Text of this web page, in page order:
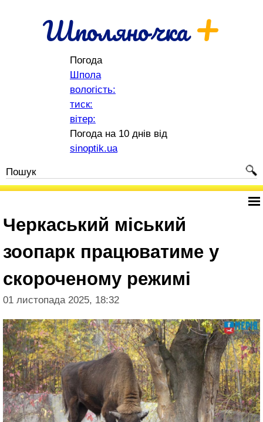
Шполяночка+
Погода
Шпола
вологість:
тиск:
вітер:
Погода на 10 днів від
sinoptik.ua
Черкаський міський
зоопарк працюватиме у
скороченому режимі
01 листопада 2025, 18:32